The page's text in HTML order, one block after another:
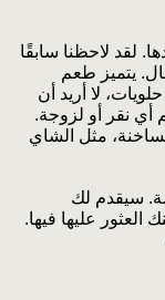
لقد لاحظنا سابقًا
يتميز طعم
لا أريد أن
أي نقر أو لزوجة.
مثل الشاي
سيقدم لك
يمكنك العثور عليها فيها.